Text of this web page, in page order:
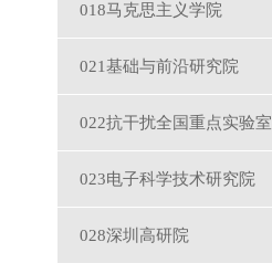
018马克思主义学院
021基础与前沿研究院
022抗干扰全国重点实验室
023电子科学技术研究院
028深圳高研院